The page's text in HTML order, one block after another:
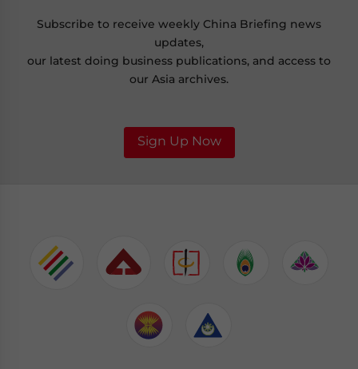
Subscribe to receive weekly China Briefing news
updates,
our latest doing business publications, and access to
our Asia archives.
Sign Up Now